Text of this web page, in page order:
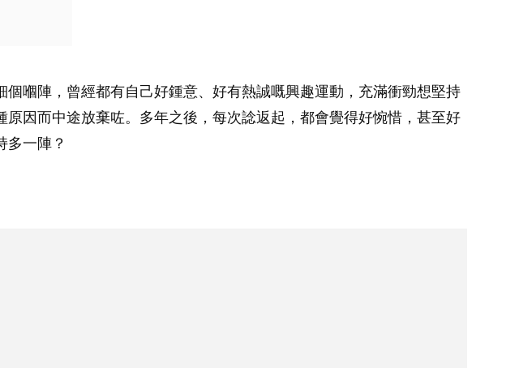
個嗰陣，曾經都有自己好鍾意、好有熱誠嘅興趣運動，充滿衝勁想堅持
原因而中途放棄咗。多年之後，每次諗返起，都會覺得好惋惜，甚至好
多一陣？